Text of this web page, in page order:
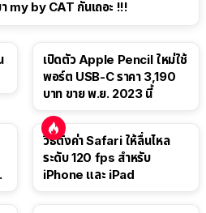
my by CAT กันเถอะ !!!
เปิดตัว Apple Pencil ใหม่ใช้
พอร์ต USB-C ราคา 3,190
บาท ขาย พ.ย. 2023 นี้
วิธีตั้งค่า Safari ให้ลื่นไหล
ระดับ 120 fps สำหรับ
iPhone และ iPad